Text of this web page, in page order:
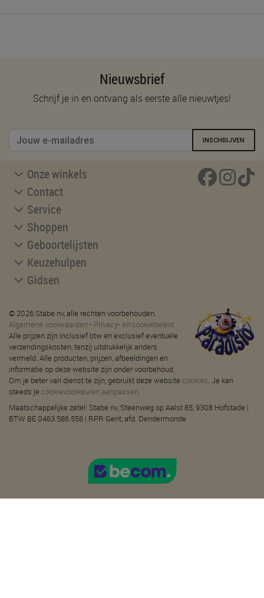
Nieuwsbrief
Schrijf je in en ontvang als eerste alle nieuwtjes!
INSCHRIJVEN
Onze winkels
Contact
Service
Shoppen
Geboortelijsten
Keuzehulpen
Gidsen
© 2026 Stabe nv, alle rechten voorbehouden.
Algemene voorwaarden - Privacy- en cookiebeleid
Alle prijzen zijn inclusief btw en exclusief eventuele
verzendingskosten, tenzij uitdrukkelijk anders
vermeld. Alle producten, prijzen, afbeeldingen en
informatie op deze website zijn onder voorbehoud.
Om je beter van dienst te zijn, gebruikt deze website cookies. Je kan
steeds je cookievoorkeuren aanpassen.
Maatschappelijke zetel: Stabe nv, Steenweg op Aalst 85, 9308 Hofstade |
BTW BE 0463.586.556 | RPR Gent, afd. Dendermonde